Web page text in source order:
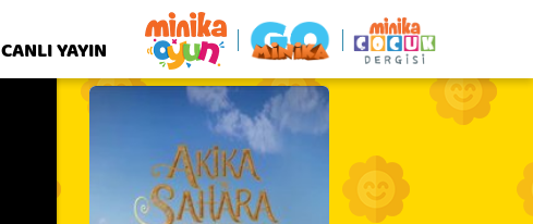
CANLI YAYIN